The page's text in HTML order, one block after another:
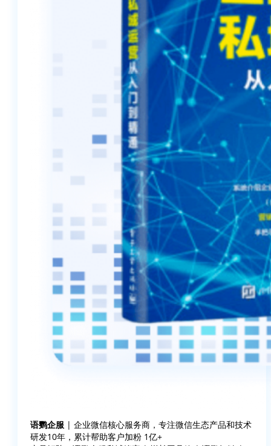
语鹦企服 | 企业微信核心服务商，专注微信生态产品和技术
研发10年，累计帮助客户加粉 1亿+